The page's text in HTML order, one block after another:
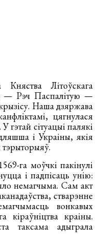
Літоўскага
— Рэч Паспалітую —
Наша дзяржава
цягнулася
гэтай сітуацыі палякі
і Украіны, якія
га моўчкі пакінулі
і падпісаць унію:
немагчыма. Сам акт
стварэнне
вонкавых
кіраўніцтва краіны.
таксама адыграла